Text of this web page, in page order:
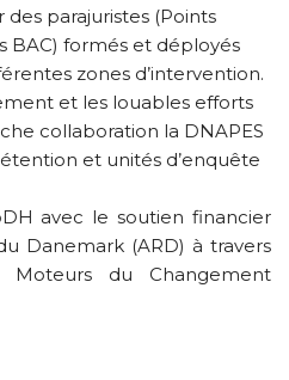
parajuristes (Points
BAC) formés et déployés
zones d’intervention.
et les louables efforts
collaboration la DNAPES
et unités d’enquête
avec le soutien financier
Danemark (ARD) à travers
Moteurs du Changement